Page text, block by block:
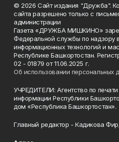
© 2026 Сайт издания "Дружба".
сайта разрешено только с
администрации
Газета «ДРУЖБА МИШКИНО»
Федеральной службы по надзору
информационных технологий и
Республике Башкортостан.
02 - 01879 от 11.06.2025 г.
Об использовании персональных
УЧРЕДИТЕЛИ: Агентство по
информации Республики
дом «Республика Башкортостан».
Главный редактор - Кадикова